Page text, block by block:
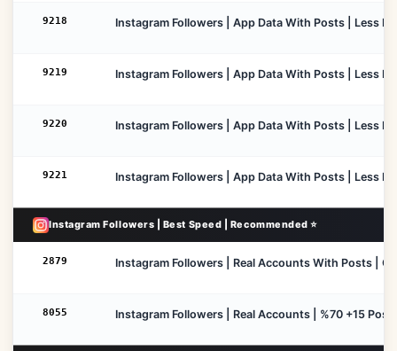
9218 Instagram Followers | App Data With Posts | Less
9219 Instagram Followers | App Data With Posts | Less
9220 Instagram Followers | App Data With Posts | Less
9221 Instagram Followers | App Data With Posts | Less
Instagram Followers | Best Speed | Recommended ⭐
2879 Instagram Followers | Real Accounts With Posts |
8055 Instagram Followers | Real Accounts | %70 +15